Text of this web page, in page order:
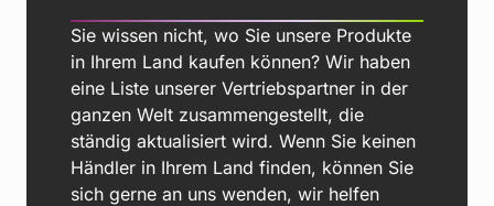
Sie wissen nicht, wo Sie unsere Produkte
in Ihrem Land kaufen können? Wir haben
eine Liste unserer Vertriebspartner in der
ganzen Welt zusammengestellt, die
ständig aktualisiert wird. Wenn Sie keinen
Händler in Ihrem Land finden, können Sie
sich gerne an uns wenden, wir helfen